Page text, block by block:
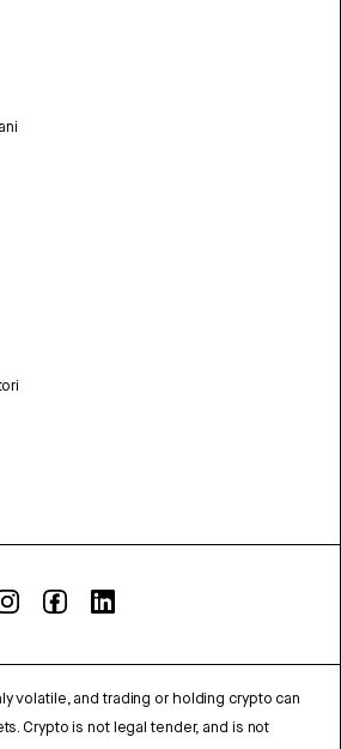
volatile, and trading or holding crypto can
Crypto is not legal tender, and is not